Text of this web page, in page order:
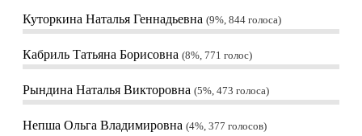
Куторкина Наталья Геннадьевна 9%, 844 голоса
Кабриль Татьяна Борисовна 8%, 771 голос
Рындина Наталья Викторовна 5%, 473 голоса
Непша Ольга Владимировна 4%, 377 голосов